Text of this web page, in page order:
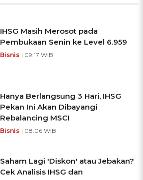
IHSG Masih Merosot pada
Pembukaan Senin ke Level 6.959
Bisnis | 09:17 WIB
Hanya Berlangsung 3 Hari, IHSG
Pekan Ini Akan Dibayangi
Rebalancing MSCI
Bisnis | 08:06 WIB
Saham Lagi 'Diskon' atau Jebakan?
Cek Analisis IHSG dan